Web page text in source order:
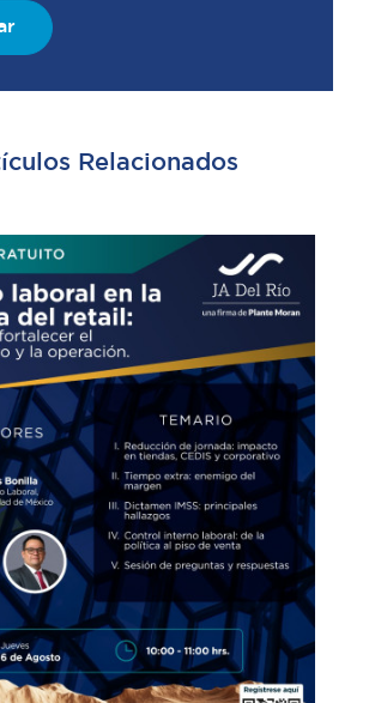
Relacionados